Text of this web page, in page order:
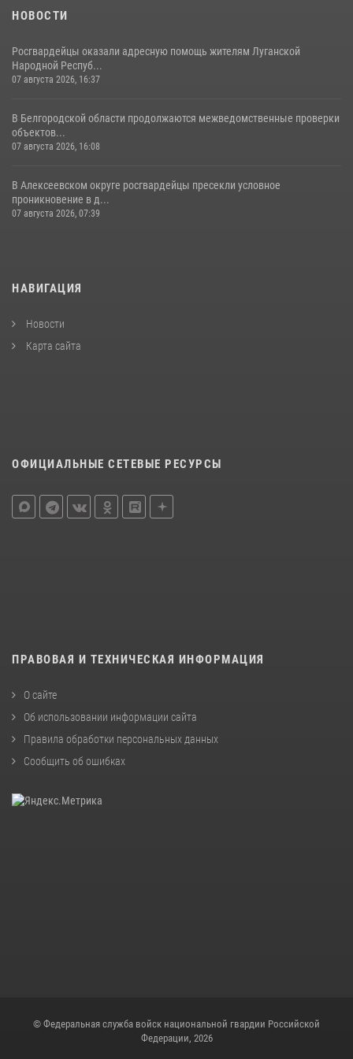
НОВОСТИ
Росгвардейцы оказали адресную помощь жителям Луганской
Народной Респуб...
07 августа 2026, 16:37
В Белгородской области продолжаются межведомственные проверки
объектов...
07 августа 2026, 16:08
В Алексеевском округе росгвардейцы пресекли условное
проникновение в д...
07 августа 2026, 07:39
НАВИГАЦИЯ
Новости
Карта сайта
ОФИЦИАЛЬНЫЕ СЕТЕВЫЕ РЕСУРСЫ
ПРАВОВАЯ И ТЕХНИЧЕСКАЯ ИНФОРМАЦИЯ
О сайте
Об использовании информации сайта
Правила обработки персональных данных
Сообщить об ошибках
© Федеральная служба войск национальной гвардии Российской
Федерации, 2026